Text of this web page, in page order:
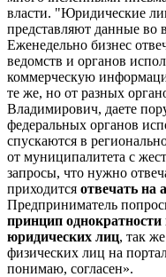
власти. "Юридические
представляют данные во
Еженедельно бизнес
ведомств и органов
коммерческую
те же, но от разных
Владимирович, даете
федеральных органов
спускаются в
от муниципалитета с
запросы, что нужно
приходится отвечать на
Предприниматель
принцип
юридических лиц, так
физических лиц на
понимаю, согласен».